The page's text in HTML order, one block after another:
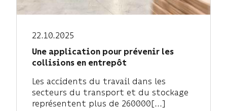
22.10.2025
Une application pour prévenir les
collisions en entrepôt
Les accidents du travail dans les
secteurs du transport et du stockage
représentent plus de 260000[...]